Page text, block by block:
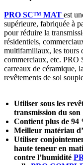
PRO SC™ MAT est
supérieure, fabriquée à
pour réduire la
résidentiels,
multifamiliaux, les tours
commerciaux, etc.
carreaux de céramique,
revêtements de sol
Utiliser sous les
transmission du son
Contient plus de 94
Meilleur matériau
Utiliser
haute teneur en
contre l’humidité